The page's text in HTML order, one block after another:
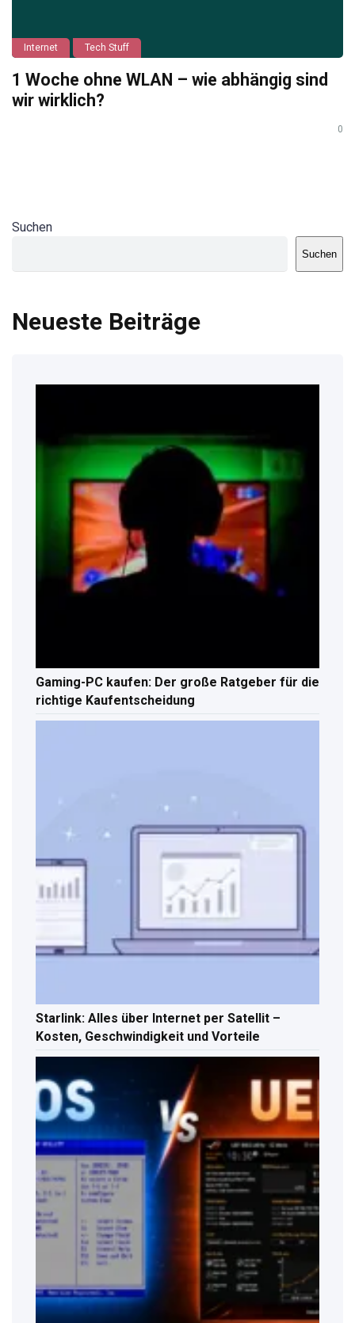
Internet Tech Stuff
1 Woche ohne WLAN – wie abhängig sind
wir wirklich?
0
Suchen
Suchen
Neueste Beiträge
Gaming-PC kaufen: Der große Ratgeber für die
richtige Kaufentscheidung
Starlink: Alles über Internet per Satellit –
Kosten, Geschwindigkeit und Vorteile